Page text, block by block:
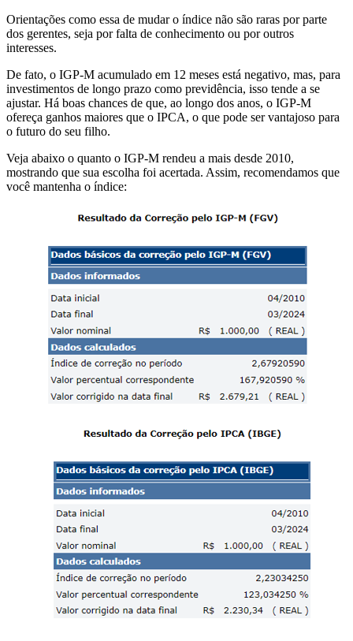
Orientações como essa de mudar o índice não são raras por parte
dos gerentes, seja por falta de conhecimento ou por outros
interesses.
De fato, o IGP-M acumulado em 12 meses está negativo, mas, para
investimentos de longo prazo como previdência, isso tende a se
ajustar. Há boas chances de que, ao longo dos anos, o IGP-M
ofereça ganhos maiores que o IPCA, o que pode ser vantajoso para
o futuro do seu filho.
Veja abaixo o quanto o IGP-M rendeu a mais desde 2010,
mostrando que sua escolha foi acertada. Assim, recomendamos que
você mantenha o índice: